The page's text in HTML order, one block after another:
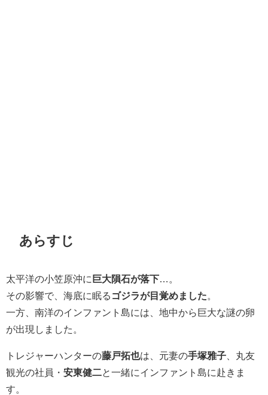
あらすじ
太平洋の小笠原沖に 巨大隕石が落下
その影響で、海底に眠る ゴジラが目覚めました
一方、南洋のインファント島には、地中から巨大な謎の卵
が出現しました。
トレジャーハンターの藤戸拓也は、元妻の手塚雅子 、丸友
観光の社員・ 安東健二 と一緒にインファント島に赴きま
す。